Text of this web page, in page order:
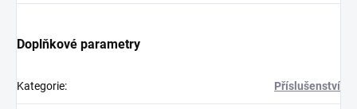
Doplňkové parametry
Kategorie: Příslušenství